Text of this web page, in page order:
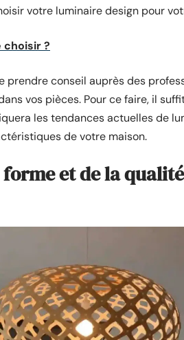
votre luminaire design pour
choisir ?
prendre conseil auprès des
vos pièces. Pour ce faire, il
les tendances actuelles de
de votre maison.
et de la